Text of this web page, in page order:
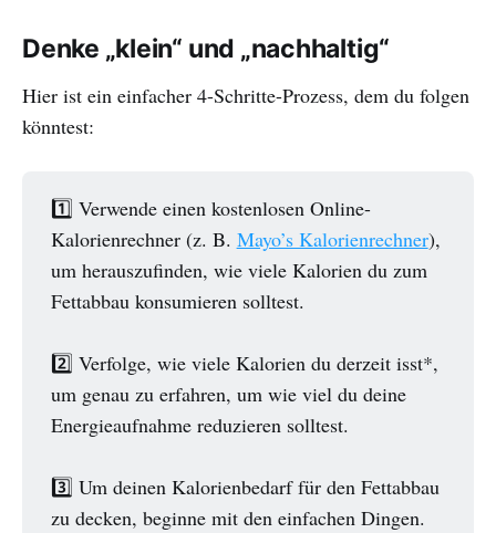
Denke „klein“ und „nachhaltig“
Hier ist ein einfacher 4-Schritte-Prozess, dem du folgen
könntest:
1️⃣ Verwende einen kostenlosen Online-
Kalorienrechner (z. B. Mayo’s Kalorienrechner),
um herauszufinden, wie viele Kalorien du zum
Fettabbau konsumieren solltest.
2️⃣ Verfolge, wie viele Kalorien du derzeit isst*,
um genau zu erfahren, um wie viel du deine
Energieaufnahme reduzieren solltest.
3️⃣ Um deinen Kalorienbedarf für den Fettabbau
zu decken, beginne mit den einfachen Dingen.